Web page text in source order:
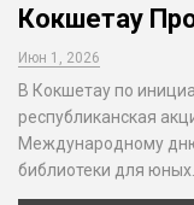
Кокшетау
Июн 1, 2026
В Кокшетау по
республиканская
Международному
библиотеки для юных…